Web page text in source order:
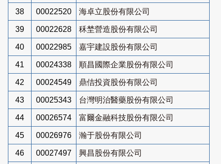
38 00022520 海卓立股份有限公司
39 00022628 秝埜營造股份有限公司
40 00022985 嘉宇建設股份有限公司
41 00024338 順昌國際企業股份有限公司
42 00024549 鼎佶投資股份有限公司
43 00025343 台灣明治醫藥股份有限公司
44 00026574 富爾金融科技股份有限公司
45 00026976 瀚于股份有限公司
46 00027497 興昌股份有限公司